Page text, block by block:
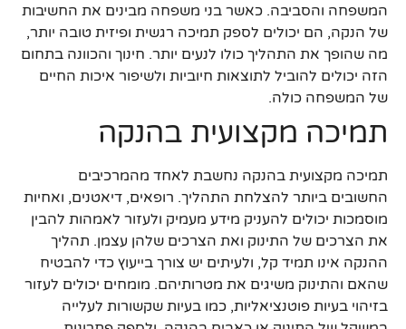
המשפחה והסביבה. כאשר בני משפחה מבינים את החשיבות
של הנקה, הם יכולים לספק תמיכה רגשית ופיזית טובה יותר,
מה שהופך את התהליך כולו לנעים יותר. חינוך והכוונה בתחום
הזה יכולים להוביל לתוצאות חיוביות ולשיפור איכות החיים
של המשפחה כולה.
תמיכה מקצועית בהנקה
תמיכה מקצועית בהנקה נחשבת לאחד מהמרכיבים
החשובים ביותר להצלחת התהליך. רופאים, דיאטנים, ואחיות
מוסמכות יכולים להעניק מידע מעמיק ולעזור לאמהות להבין
את הצרכים של התינוק ואת הצרכים שלהן עצמן. תהליך
ההנקה אינו תמיד קל, ולעיתים יש צורך בייעוץ כדי להבטיח
שהאם והתינוק משיגים את מטרותיהם. מומחים יכולים לעזור
בזיהוי בעיות פוטנציאליות, כמו בעיות שקשורות לעלייה